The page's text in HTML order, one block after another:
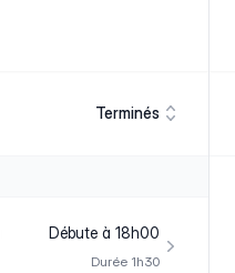
Terminés
Débute à 18h00
Durée 1h30